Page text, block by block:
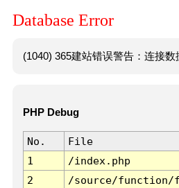
Database Error
(1040) 365建站错误警告：连接
PHP Debug
No. File
1
/index.php
2
/source/function/